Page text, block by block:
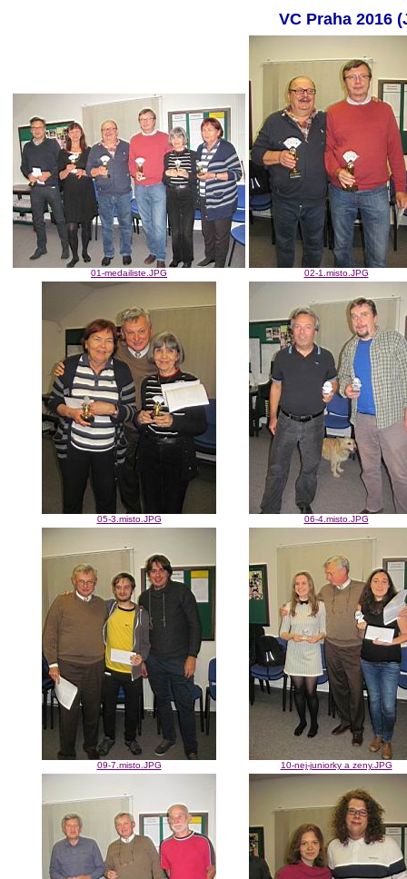
VC Praha 2016
01-medailiste.JPG 02-1.misto.JPG
05-3.misto.JPG 06-4.misto.JPG
09-7.misto.JPG 10-nej-juniorky a zeny.JPG